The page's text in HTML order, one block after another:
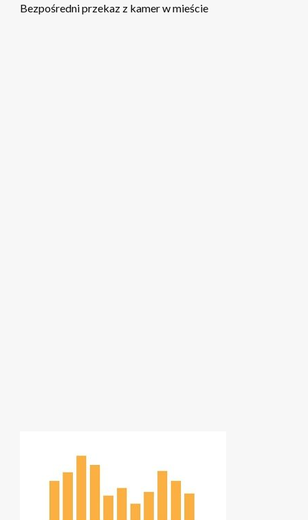
Bezpośredni przekaz z kamer w mieście